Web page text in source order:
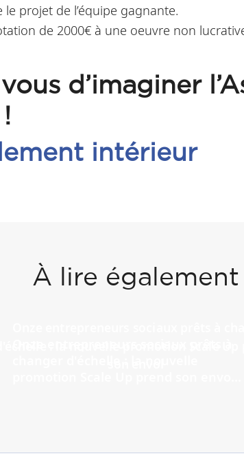
le projet de l’équipe gagnante.
de 2000€ à une oeuvre non
d’imaginer
intérieur
À lire également